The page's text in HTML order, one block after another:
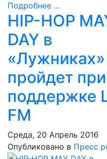
Подробнее ...
HIP-HOP
DAY в
«Лужниках»
пройдет при
поддержке
FM
Среда, 20 Апрель 2016
Опубликовано в Пресс